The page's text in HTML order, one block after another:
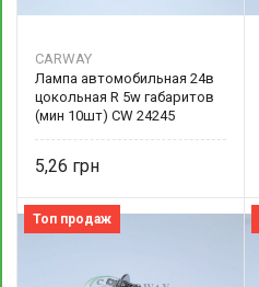
CARWAY
Лампа автомобильная 24в
цокольная R 5w габаритов
(мин 10шт) CW 24245
5,26
Топ продаж